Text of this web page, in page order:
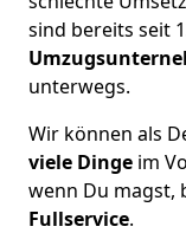
sind bereits seit
unterwegs.
Wir können als
viele Dinge im
wenn Du magst,
Fullservice.